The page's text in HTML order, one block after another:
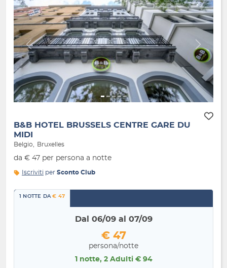
Indietro Avanti
B&B HOTEL BRUSSELS CENTRE GARE DU
MIDI
Belgio Bruxelles
da € 47 per persona a notte
Iscriviti per Sconto Club
1 NOTTE DA€ 47
Dal 06/09 al 07/09
€ 47
persona/notte
1 notte, 2 Adulti € 94